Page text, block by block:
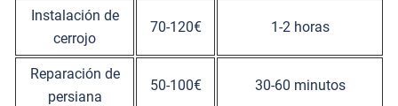
Instalación de
cerrojo
70-120€ 1-2 horas
Reparación de
persiana
50-100€ 30-60 minutos